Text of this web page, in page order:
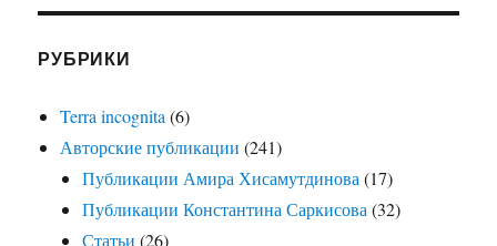
РУБРИКИ
Terra incognita (6)
Авторские публикации (241)
Публикации Амира Хисамутдинова (17)
Публикации Константина Саркисова (32)
Статьи (26)